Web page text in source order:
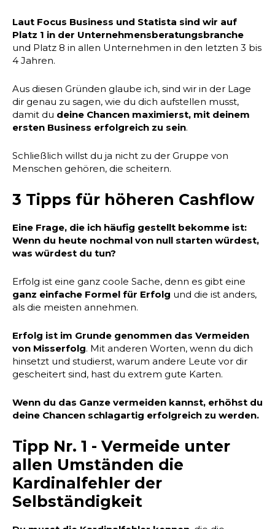
Laut Focus Business und Statista sind wir auf
Platz 1 in der Unternehmensberatungsbranche
und Platz 8 in allen Unternehmen in den letzten 3 bis
4 Jahren.
Aus diesen Gründen glaube ich, sind wir in der Lage
dir genau zu sagen, wie du dich aufstellen musst,
damit du deine Chancen maximierst, mit deinem
ersten Business erfolgreich zu sein.
Schließlich willst du ja nicht zu der Gruppe von
Menschen gehören, die scheitern.
3 Tipps für höheren Cashflow
Eine Frage, die ich häufig gestellt bekomme ist:
Wenn du heute nochmal von null starten würdest,
was würdest du tun?
Erfolg ist eine ganz coole Sache, denn es gibt eine
ganz einfache Formel für Erfolg und die ist anders,
als die meisten annehmen.
Erfolg ist im Grunde genommen das Vermeiden
von Misserfolg. Mit anderen Worten, wenn du dich
hinsetzt und studierst, warum andere Leute vor dir
gescheitert sind, hast du extrem gute Karten.
Wenn du das Ganze vermeiden kannst, erhöhst du
deine Chancen schlagartig erfolgreich zu werden.
Tipp Nr. 1 - Vermeide unter
allen Umständen die
Kardinalfehler der
Selbständigkeit